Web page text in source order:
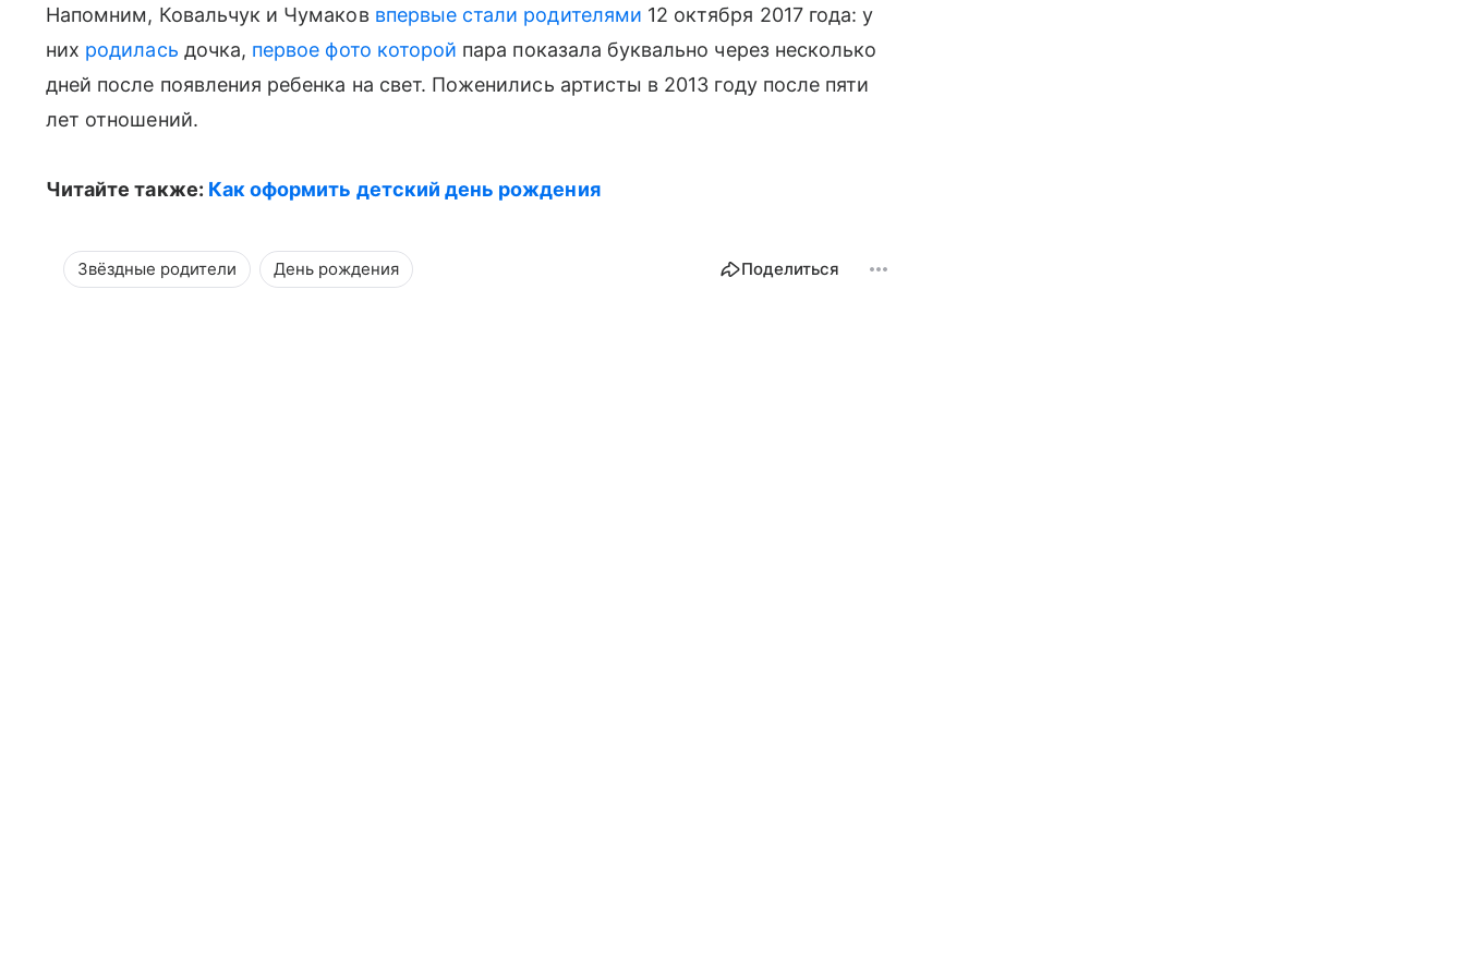
Напомним, Ковальчук и Чумаков впервые стали родителями 12 октября 2017 года: у
них родилась дочка, первое фото которой пара показала буквально через несколько
дней после появления ребенка на свет. Поженились артисты в 2013 году после пяти
лет отношений.
Читайте также: Как оформить детский день рождения
Звёздные родители День рождения Поделиться